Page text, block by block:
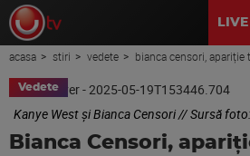
acasa stiri vedete bianca censori, apariție topless în
Vedete
Kanye West și Bianca Censori // Sursă
Bianca Censori,